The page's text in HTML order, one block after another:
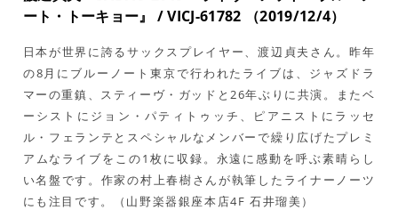
ート・トーキョー』 / VICJ-61782 （2019/12/4）
日本が世界に誇るサックスプレイヤー、渡辺貞夫さん。昨年
の8月にブルーノート東京で行われたライブは、ジャズドラ
マーの重鎮、スティーヴ・ガッドと26年ぶりに共演。またベ
ーシストにジョン・パティトゥッチ、ピアニストにラッセ
ル・フェランテとスペシャルなメンバーで繰り広げたプレミ
アムなライブをこの1枚に収録。永遠に感動を呼ぶ素晴らし
い名盤です。作家の村上春樹さんが執筆したライナーノーツ
にも注目です。（山野楽器銀座本店4F 石井瑠美）